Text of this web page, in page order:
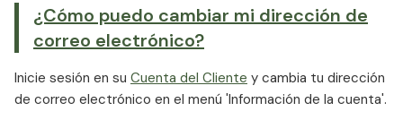
¿Cómo puedo cambiar mi dirección de
correo electrónico?
Inicie sesión en su Cuenta del Cliente y cambia tu dirección
de correo electrónico en el menú 'Información de la cuenta'.